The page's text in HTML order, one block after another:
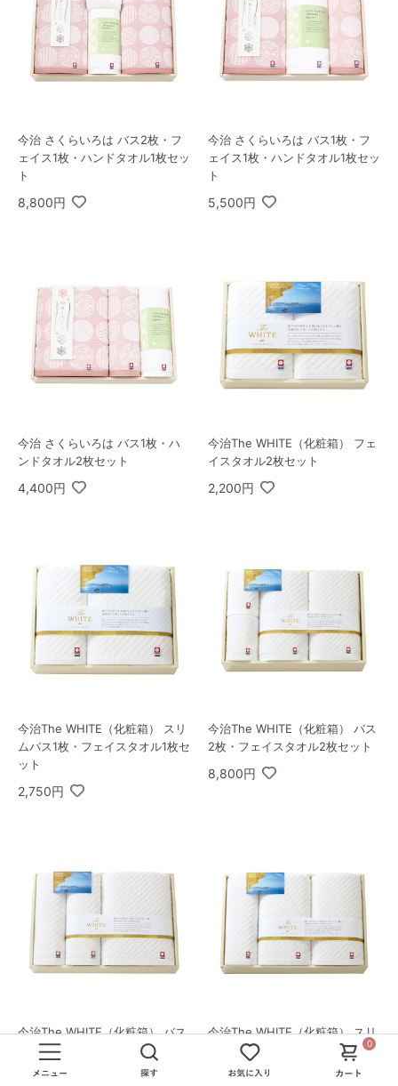
0
今治 さくらいろは バス2枚・フ
ェイス1枚・ハンドタオル1枚セッ
ト
8,800円
今治 さくらいろは バス1枚・フ
ェイス1枚・ハンドタオル1枚セッ
ト
5,500円
今治 さくらいろは バス1枚・ハ
ンドタオル2枚セット
4,400円
今治The WHITE（化粧箱） フェ
イスタオル2枚セット
2,200円
今治The WHITE（化粧箱） スリ
ムバス1枚・フェイスタオル1枚セ
ット
2,750円
今治The WHITE（化粧箱） バス
2枚・フェイスタオル2枚セット
8,800円
今治The WHITE（化粧箱） バス
1枚・フェイスタオル2枚セット
5,500円
今治The WHITE（化粧箱） スリ
ムバス2枚・フェイスタオル1枚
セット